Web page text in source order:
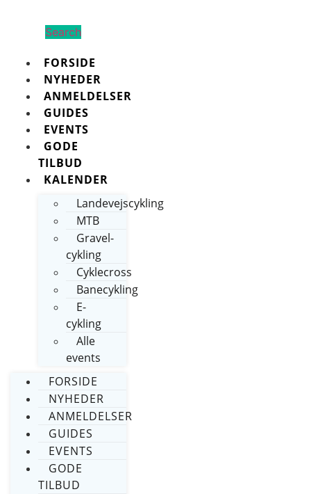
Search
FORSIDE
NYHEDER
ANMELDELSER
GUIDES
EVENTS
GODE
TILBUD
KALENDER
Landevejscykling
MTB
Gravel-
cykling
Cyklecross
Banecykling
E-
cykling
Alle
events
FORSIDE
NYHEDER
ANMELDELSER
GUIDES
EVENTS
GODE
TILBUD